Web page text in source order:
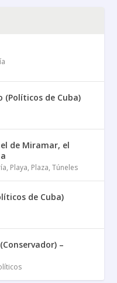
(Políticos de Cuba)
de Miramar, el
, Playa, Plaza,Túneles
de Cuba)
–